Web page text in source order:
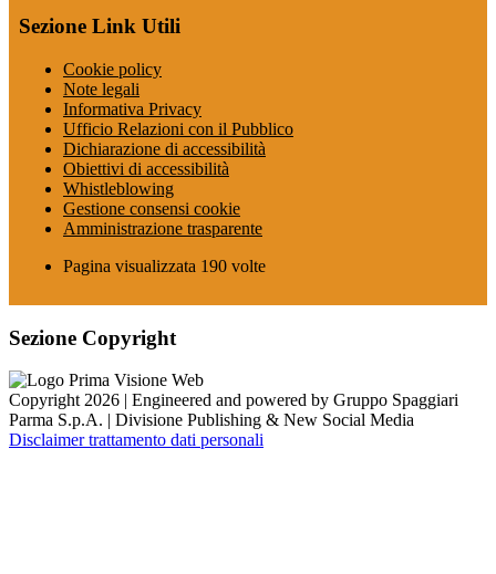
Sezione Link Utili
Cookie policy
Note legali
Informativa Privacy
Ufficio Relazioni con il Pubblico
Dichiarazione di accessibilità
Obiettivi di accessibilità
Whistleblowing
Gestione consensi cookie
Amministrazione trasparente
Pagina visualizzata 190 volte
Sezione Copyright
Copyright 2026 | Engineered and powered by Gruppo Spaggiari
Parma S.p.A. | Divisione Publishing & New Social Media
Disclaimer trattamento dati personali